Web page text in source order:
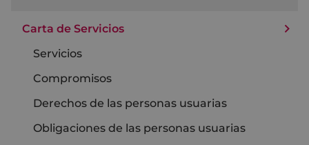
Carta de Servicios
Servicios
Compromisos
Derechos de las personas usuarias
Obligaciones de las personas usuarias